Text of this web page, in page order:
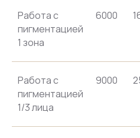
Работа с
пигментацией
1 зона
6000
Работа с
пигментацией
1/3 лица
9000